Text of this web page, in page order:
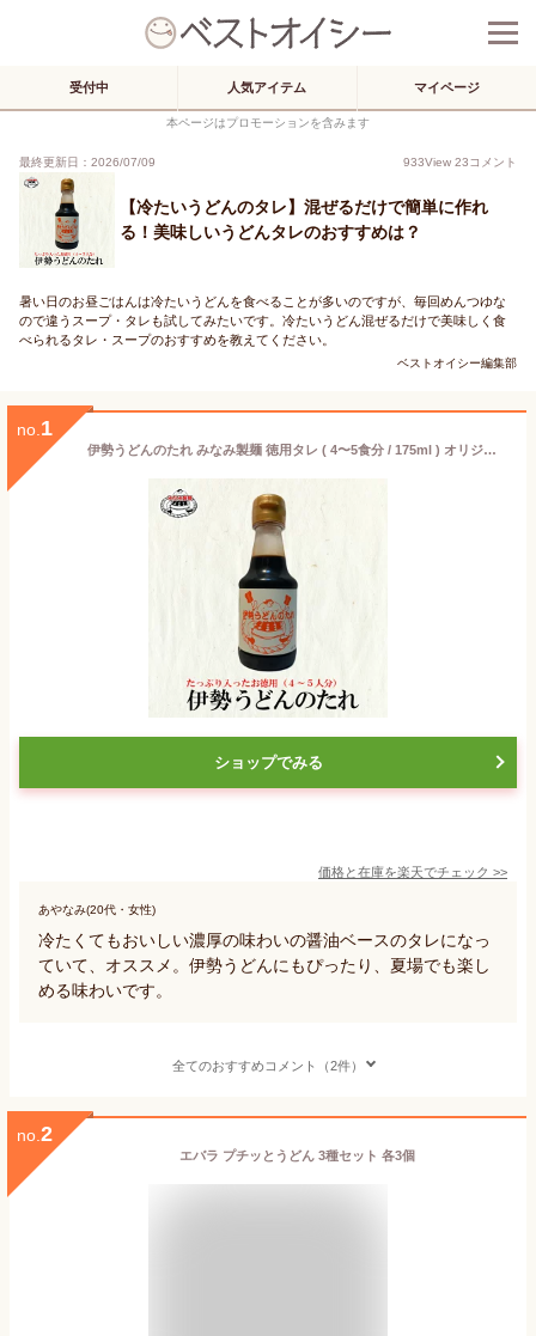
受付中 人気アイテム マイページ
本ページはプロモーションを含みます
最終更新日：2026/07/09 933View 23コメント
【冷たいうどんのタレ】混ぜるだけで簡単に作れ
る！美味しいうどんタレのおすすめは？
暑い日のお昼ごはんは冷たいうどんを食べることが多いのですが、毎回めんつゆな
ので違うスープ・タレも試してみたいです。冷たいうどん混ぜるだけで美味しく食
べられるタレ・スープのおすすめを教えてください。
ベストオイシー編集部
no. 1
伊勢うどんのたれ みなみ製麺 徳用タレ ( 4〜5食分 / 175ml ) オリジナル 伊勢うどんのタレ 取り寄せ 通販 取り寄せ ご当地グルメ おかげ横丁 伊勢 人気タレ 伊勢うどんによく合う たれ 焼うどんなどにも使える うどんタレ うどん つゆ 【 伊勢うどん 横綱 みなみ製麺 】
ショップでみる
価格と在庫を楽天でチェック >>
あやなみ(20代・女性)
冷たくてもおいしい濃厚の味わいの醤油ベースのタレになっ
ていて、オススメ。伊勢うどんにもぴったり、夏場でも楽し
める味わいです。
全てのおすすめコメント（2件）
no. 2
エバラ プチッとうどん 3種セット 各3個